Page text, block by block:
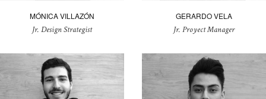
MÓNICA VILLAZÓN
Jr. Design Strategist
GERARDO VELA
Jr. Proyect Manager